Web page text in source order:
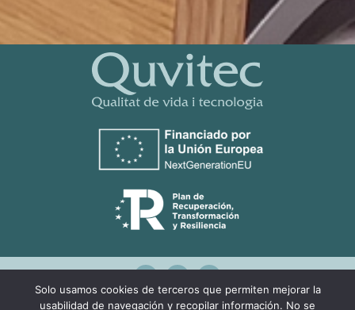
Solo usamos cookies de terceros que permiten mejorar la
usabilidad de navegación y recopilar información. No se